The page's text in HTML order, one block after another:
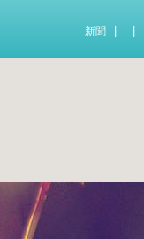
新聞